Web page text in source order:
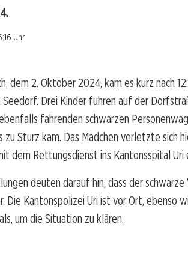
Uhr
dem 2. Oktober 2024, kam es kurz nach
Drei Kinder fuhren auf der
fahrenden schwarzen
zu Sturz kam. Das Mädchen verletzte sich
dem Rettungsdienst ins Kantonsspital
deuten darauf hin, dass der
Die Kantonspolizei Uri ist vor Ort, ebenso
um die Situation zu klären.